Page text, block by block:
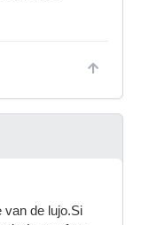
van de lujo.Si